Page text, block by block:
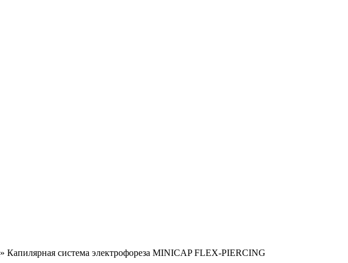
» Капилярная система электрофореза MINICAP FLEX-PIERCING